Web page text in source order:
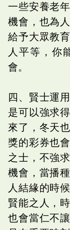
一些安養老
機會，也為
給予大眾教
人平等，你
會。
四、賢士運
是可以強求
來了，冬天
獎的彩券也
之士，不強
機會，當播
人結緣的時
賢能之人，
也會當仁不